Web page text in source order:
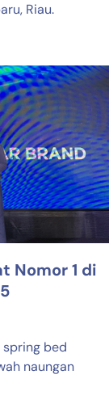
Riau.
Nomor 1 di
bed
naungan